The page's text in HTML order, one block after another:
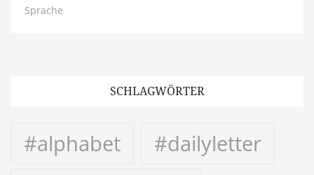
Sprache
SCHLAGWÖRTER
#alphabet
#dailyletter